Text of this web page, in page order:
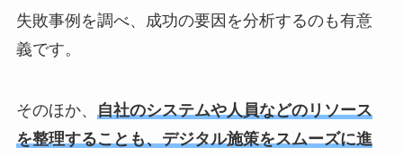
失敗事例を調べ、成功の要因を分析するのも有意
義です。
そのほか、 自社のシステムや人員などのリソース
を整理することも、デジタル施策をスムーズに進